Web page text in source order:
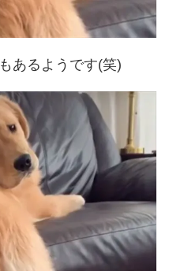
あるようです(笑)